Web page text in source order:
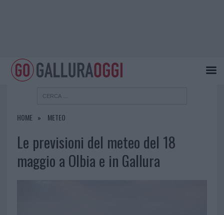
HOME METEO
Le previsioni del meteo del 18
maggio a Olbia e in Gallura